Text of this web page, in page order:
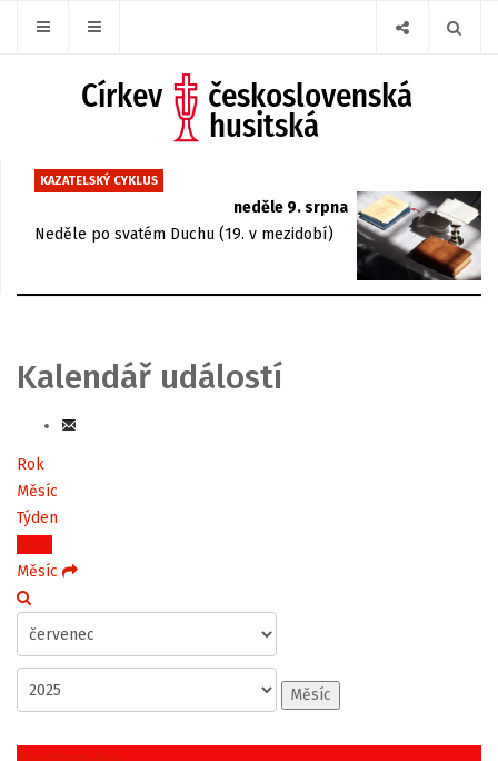
KAZATELSKÝ CYKLUS
neděle 9. srpna
Neděle po svatém Duchu (19. v mezidobí)
Kalendář událostí
Rok
Měsíc
Týden
Dnes
Měsíc
Měsíc